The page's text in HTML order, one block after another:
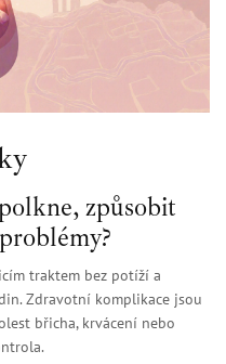
způsobit
traktem bez potíží a
Zdravotní komplikace jsou
břicha, krvácení nebo